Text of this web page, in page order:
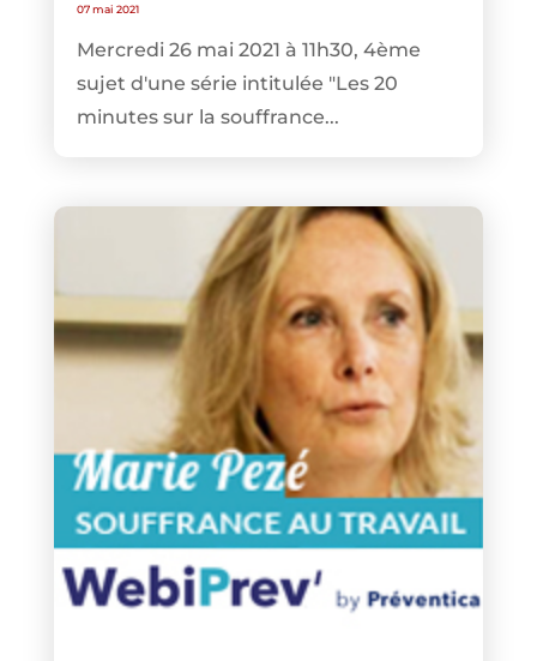
07 mai 2021
Mercredi 26 mai 2021 à 11h30, 4ème
sujet d'une série intitulée "Les 20
minutes sur la souffrance...